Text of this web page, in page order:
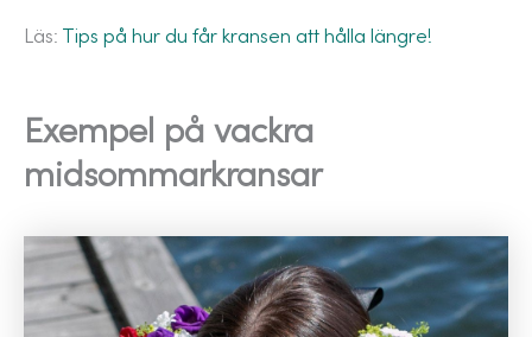
Läs: Tips på hur du får kransen att hålla längre!
Exempel på vackra
midsommarkransar